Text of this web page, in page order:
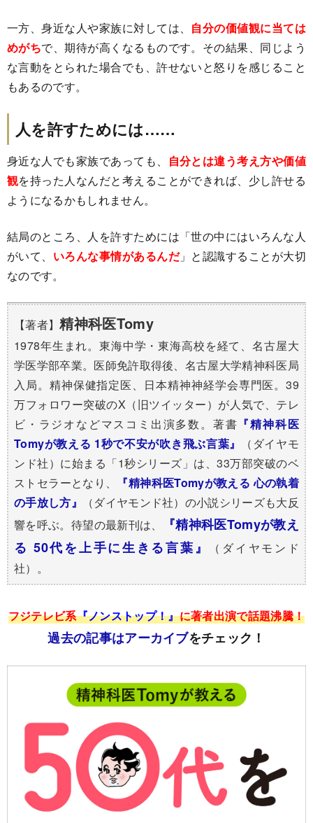
一方、身近な人や家族に対しては、 自分の価値観に当ては
めがちで、期待が高くなるものです。その結果、同じよう
な言動をとられた場合でも、許せないと怒りを感じること
もあるのです。
人を許すためには……
身近な人でも家族であっても、
自分とは違う考え方や価値
観を持った人なんだと考えることができれば、少し許せる
ようになるかもしれません。
結局のところ、人を許すためには「世の中にはいろんな人
がいて、 いろんな事情があるんだ」と認識することが大切
なのです。
【著者】精神科医Tomy
1978年生まれ。東海中学・東海高校を経て、名古屋大
学医学部卒業。医師免許取得後、名古屋大学精神科医局
入局。精神保健指定医、日本精神神経学会専門医。39
万フォロワー突破のX（旧ツイッター）が人気で、テレ
ビ・ラジオなどマスコミ出演多数。著書 『精神科医
Tomyが教える 1秒で不安が吹き飛ぶ言葉』
（ダイヤモ
ンド社）に始まる「1秒シリーズ」は、33万部突破のベ
ストセラーとなり、
『精神科医Tomyが教える 心の執着
の手放し方』
（ダイヤモンド社）の小説シリーズも大反
響を呼ぶ。待望の最新刊は、
『精神科医Tomyが教え
る 50代を上手に生きる言葉』
（ダイヤモンド
社）。
フジテレビ系『ノンストップ！』に著者出演で話題沸騰！
過去の記事はアーカイブをチェック！